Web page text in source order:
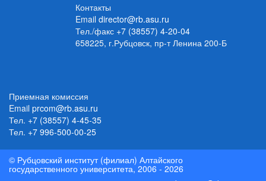
Контакты
Email director@rb.asu.ru
Тел./факс +7 (38557) 4-20-04
658225, г.Рубцовск, пр-т Ленина 200-Б
Приемная комиссия
Email prcom@rb.asu.ru
Тел. +7 (38557) 4-45-35
Тел. +7 996-500-00-25
© Рубцовский институт (филиал) Алтайского
государственного университета, 2006 - 2026